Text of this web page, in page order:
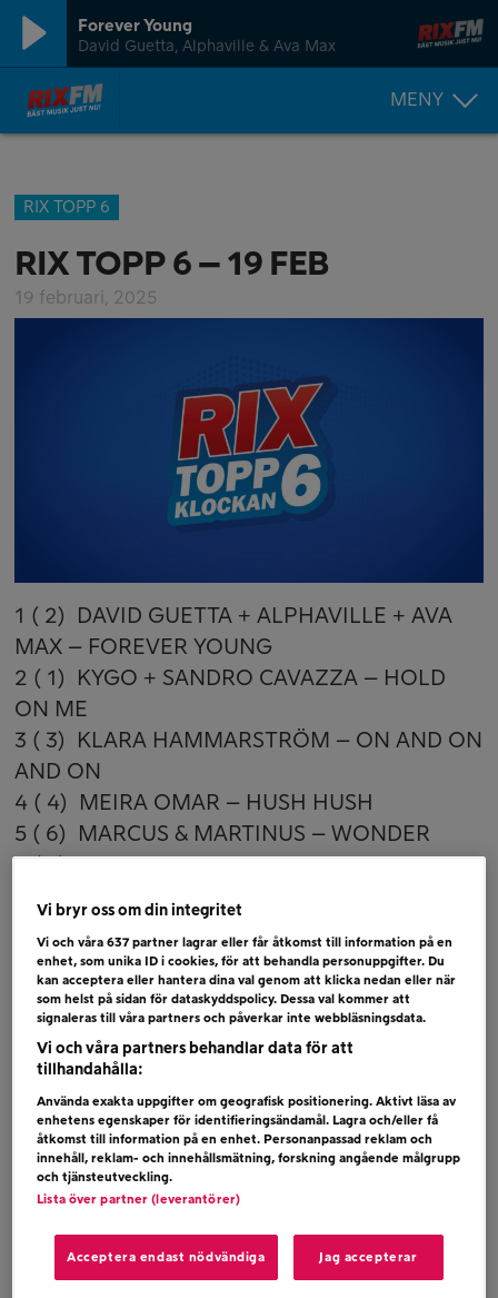
Forever Young
David Guetta, Alphaville & Ava Max
MENY
RIX TOPP 6
RIX TOPP 6 – 19 FEB
19 februari, 2025
1 ( 2) DAVID GUETTA + ALPHAVILLE + AVA
MAX – FOREVER YOUNG
2 ( 1) KYGO + SANDRO CAVAZZA – HOLD
ON ME
3 ( 3) KLARA HAMMARSTRÖM – ON AND ON
AND ON
4 ( 4) MEIRA OMAR – HUSH HUSH
5 ( 6) MARCUS & MARTINUS – WONDER
Bubblare
FAST BOY + RAF – WAVE
JOHNOSSI – GEMINI
MORGAN WALLEN – LOVE SOMEBODY
Vi bryr oss om din integritet
Vi och våra637 partner lagrar eller får åtkomst till information på en
enhet, som unika ID i cookies, för att behandla personuppgifter. Du
kan acceptera eller hantera dina val genom att klicka nedan eller när
som helst på sidan för dataskyddspolicy. Dessa val kommer att
signaleras till våra partners och påverkar inte webbläsningsdata.
Vi och våra partners behandlar data för att
tillhandahålla:
Använda exakta uppgifter om geografisk positionering. Aktivt läsa av
enhetens egenskaper för identifieringsändamål. Lagra och/eller få
åtkomst till information på en enhet. Personanpassad reklam och
innehåll, reklam- och innehållsmätning, forskning angående målgrupp
och tjänsteutveckling.
Lista över partner (leverantörer)
Acceptera endast nödvändiga Jag accepterar